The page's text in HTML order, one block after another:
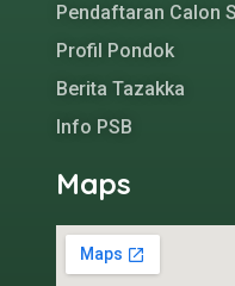
Pendaftaran Calon
Profil Pondok
Berita Tazakka
Info PSB
Maps